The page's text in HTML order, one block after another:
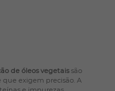
de óleos vegetaissão
que exigem precisão. A